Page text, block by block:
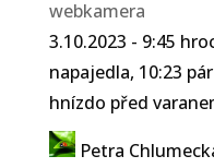
webkamera
3.10.2023 - 9:45
napajedla, 10:23
hnízdo před
Petra